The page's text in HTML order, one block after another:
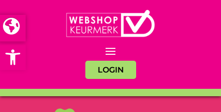
Open toolbar
LOGIN